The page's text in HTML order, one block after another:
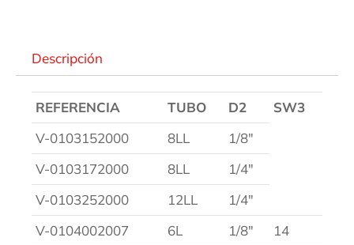
Descripción
REFERENCIA TUBO D2
SW3
V-0103152000
8LL
1/8″
V-0103172000
8LL
1/4″
V-0103252000
12LL
1/4″
V-0104002007
6L 1/8″
14